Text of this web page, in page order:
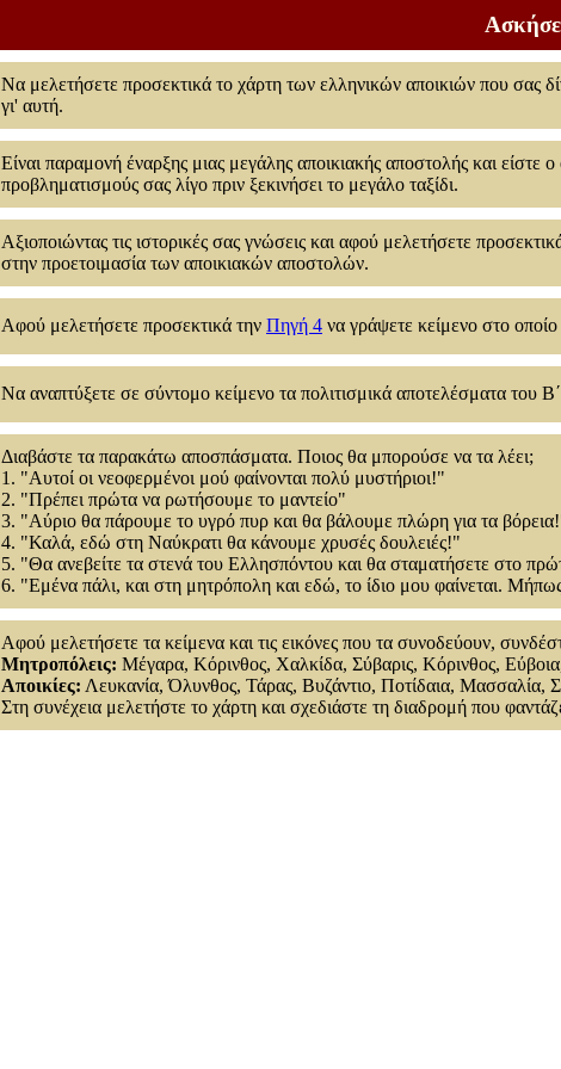
Να μελετήσετε προσεκτικά το χάρτη των ελληνικών αποικιών που σας
γι' αυτή.
Είναι παραμονή έναρξης μιας μεγάλης αποικιακής αποστολής και είστε
προβληματισμούς σας λίγο πριν ξεκινήσει το μεγάλο ταξίδι.
Αξιοποιώντας τις ιστορικές σας γνώσεις και αφού μελετήσετε
στην προετοιμασία των αποικιακών αποστολών.
Αφού μελετήσετε προσεκτικά την Πηγή 4 να γράψετε κείμενο στο
Να αναπτύξετε σε σύντομο κείμενο τα πολιτισμικά αποτελέσματα του
Διαβάστε τα παρακάτω αποσπάσματα. Ποιος θα μπορούσε να τα λέει;
1. "Αυτοί οι νεοφερμένοι μού φαίνονται πολύ μυστήριοι!"
2. "Πρέπει πρώτα να ρωτήσουμε το μαντείο"
3. "Αύριο θα πάρουμε το υγρό πυρ και θα βάλουμε πλώρη για τα
4. "Καλά, εδώ στη Ναύκρατι θα κάνουμε χρυσές δουλειές!"
5. "Θα ανεβείτε τα στενά του Ελλησπόντου και θα σταματήσετε στο
6. "Εμένα πάλι, και στη μητρόπολη και εδώ, το ίδιο μου φαίνεται.
Αφού μελετήσετε τα κείμενα και τις εικόνες που τα συνοδεύουν,
Μητροπόλεις: Μέγαρα, Κόρινθος, Χαλκίδα, Σύβαρις, Κόρινθος,
Aποικίες: Λευκανία, Όλυνθος, Τάρας, Βυζάντιο, Ποτίδαια, Μασσαλία,
Στη συνέχεια μελετήστε το χάρτη και σχεδιάστε τη διαδρομή που